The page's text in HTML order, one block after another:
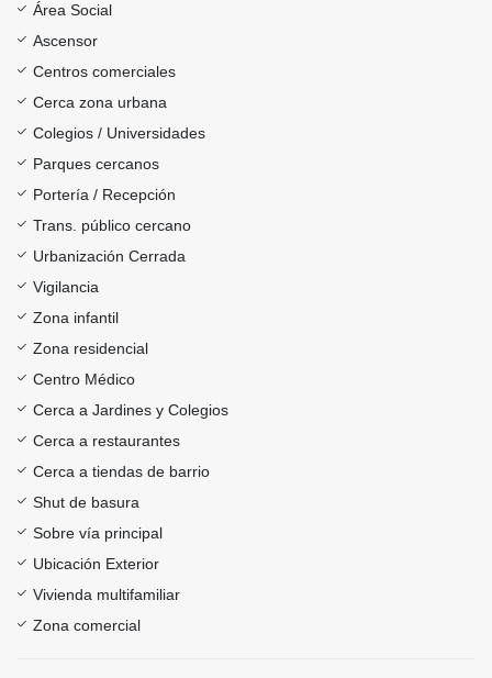
Área Social
Ascensor
Centros comerciales
Cerca zona urbana
Colegios / Universidades
Parques cercanos
Portería / Recepción
Trans. público cercano
Urbanización Cerrada
Vigilancia
Zona infantil
Zona residencial
Centro Médico
Cerca a Jardines y Colegios
Cerca a restaurantes
Cerca a tiendas de barrio
Shut de basura
Sobre vía principal
Ubicación Exterior
Vivienda multifamiliar
Zona comercial